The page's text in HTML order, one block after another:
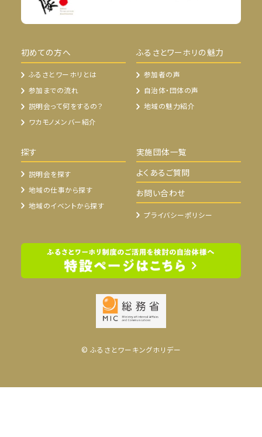
初めての方へ
ふるさとワーホリとは
参加までの流れ
説明会って何をするの？
ワカモノメンバー紹介
ふるさとワーホリの魅力
参加者の声
自治体・団体の声
地域の魅力紹介
探す
説明会を探す
地域の仕事から探す
地域のイベントから探す
実施団体一覧
よくあるご質問
お問い合わせ
プライバシーポリシー
© ふるさとワーキングホリデー